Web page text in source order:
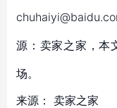
源：卖家之家，本
场。
来源： 卖家之家